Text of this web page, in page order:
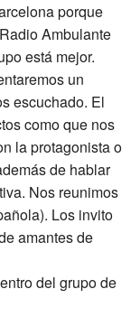
porque
Ambulante
está mejor.
un
escuchado. El
como que nos
la protagonista o
de hablar
Nos reunimos
Los invito
amantes de
del grupo de